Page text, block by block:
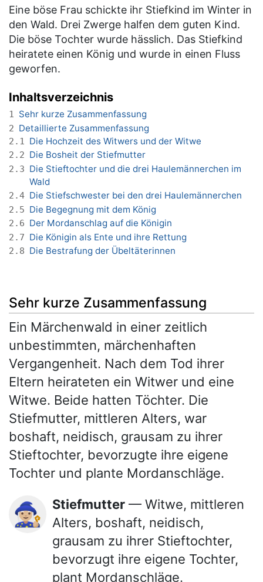
Eine böse Frau schickte ihr Stiefkind im Winter in
den Wald. Drei Zwerge halfen dem guten Kind.
Die böse Tochter wurde hässlich. Das Stiefkind
heiratete einen König und wurde in einen Fluss
geworfen.
Inhaltsverzeichnis
1 Sehr kurze Zusammenfassung
2 Detaillierte Zusammenfassung
2.1 Die Hochzeit des Witwers und der Witwe
2.2 Die Bosheit der Stiefmutter
2.3 Die Stieftochter und die drei Haulemännerchen im
Wald
2.4 Die Stiefschwester bei den drei Haulemännerchen
2.5 Die Begegnung mit dem König
2.6 Der Mordanschlag auf die Königin
2.7 Die Königin als Ente und ihre Rettung
2.8 Die Bestrafung der Übeltäterinnen
Sehr kurze Zusammenfassung
Ein Märchenwald in einer zeitlich
unbestimmten, märchenhaften
Vergangenheit. Nach dem Tod ihrer
Eltern heirateten ein Witwer und eine
Witwe. Beide hatten Töchter. Die
Stiefmutter, mittleren Alters, war
boshaft, neidisch, grausam zu ihrer
Stieftochter, bevorzugte ihre eigene
Tochter und plante Mordanschläge.
🧙🏼‍♀️ Stiefmutter — Witwe, mittleren
Alters, boshaft, neidisch,
grausam zu ihrer Stieftochter,
bevorzugt ihre eigene Tochter,
plant Mordanschläge.